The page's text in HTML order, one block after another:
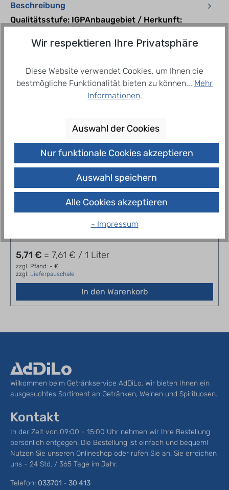
Beschreibung
Qualitätsstufe: IGPAnbaugebiet / Herkunft:
ItalienRebsorte(n): Bio Pinot GrigioGeschmack:
trockenCharakteristik: Ein trocken…Mehr
Related products
BioRebe Chardonnay IGP 0,75 l
5,71 € = 7,61 € / 1 Liter
zzgl. Pfand: - €
zzgl. Lieferpauschale
In den Warenkorb
Wilkommen beim Getränkservice AdDiLo. Wir bieten Ihnen ein
ausgesuchtes Sortiment an Getränken, Weinen und Spirituosen.
Kontakt
In der Zeit von 09:00 - 15:00 Uhr nehmen wir Ihre Bestellung
persönlich entgegen. Die Bestellung ist einfach und bequem!
Nutzen Sie unseren Onlineshop oder rufen Sie an. Sie erreichen
uns - 24 Std. / 365 Tage im Jahr.
Telefon: 033701 - 30 413
Wir respektieren Ihre Privatsphäre
Diese Website verwendet Cookies, um Ihnen die
bestmögliche Funktionalität bieten zu können... Mehr
Informationen.
Auswahl der Cookies
Nur funktionale Cookies akzeptieren
Auswahl speichern
Alle Cookies akzeptieren
- Impressum